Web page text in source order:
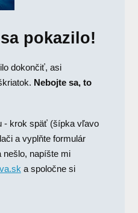
pokazilo!
dokončiť, asi
Nebojte sa, to
- krok späť (šípka vľavo
a vyplňte formulár
nešlo, napíšte mi
a spoločne si